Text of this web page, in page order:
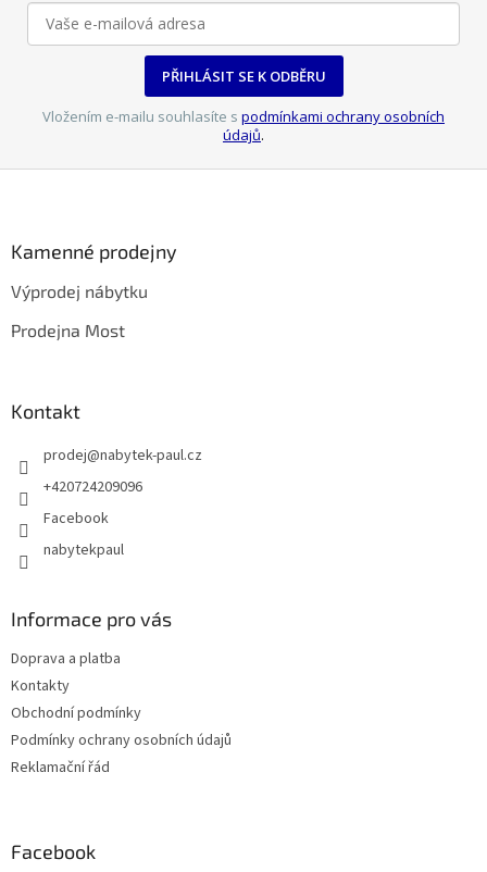
PŘIHLÁSIT SE K ODBĚRU
Vložením e-mailu souhlasíte s podmínkami ochrany osobních
údajů.
Kamenné prodejny
Výprodej nábytku
Prodejna Most
Kontakt
prodej@nabytek-paul.cz
+420724209096
Facebook
nabytekpaul
Informace pro vás
Doprava a platba
Kontakty
Obchodní podmínky
Podmínky ochrany osobních údajů
Reklamační řád
Facebook